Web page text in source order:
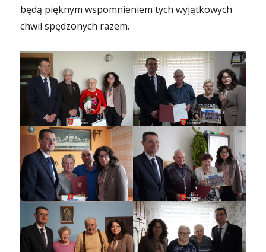
będą pięknym wspomnieniem tych wyjątkowych
chwil spędzonych razem.